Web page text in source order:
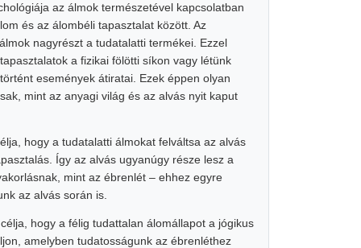
az álmok természetével kapcsolatban
és az álombéli tapasztalat között. Az
nagyrészt a tudatalatti termékei. Ezzel
a fizikai fölötti síkon vagy létünk
események átiratai. Ezek éppen olyan
mint az anyagi világ és az alvás nyit kaput
hogy a tudatalatti álmokat felváltsa az alvás
Így az alvás ugyanúgy része lesz a
mint az ébrenlét – ehhez egyre
az alvás során is.
hogy a félig tudattalan álomállapot a jógikus
amelyben tudatosságunk az ébrenléthez